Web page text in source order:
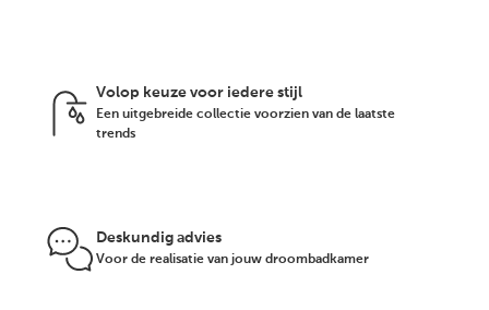
Volop keuze voor iedere stijl
Een uitgebreide collectie voorzien van de laatste
trends
Deskundig advies
Voor de realisatie van jouw droombadkamer